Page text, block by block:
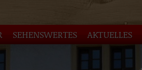
SEHENSWERTES AKTUELLES